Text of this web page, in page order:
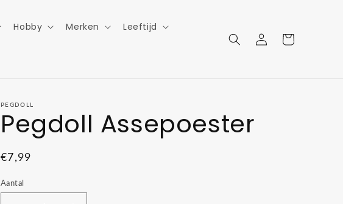
Hobby Merken Leeftijd
Inloggen
Winkelwagen
PEGDOLL
Pegdoll Assepoester
Normale
€7,99
Aantal